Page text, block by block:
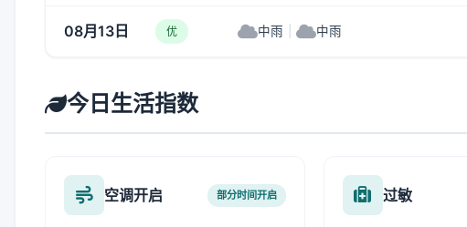
08月13日 优 中雨 中雨
今日生活指数
空调开启 部分时间开启 过敏